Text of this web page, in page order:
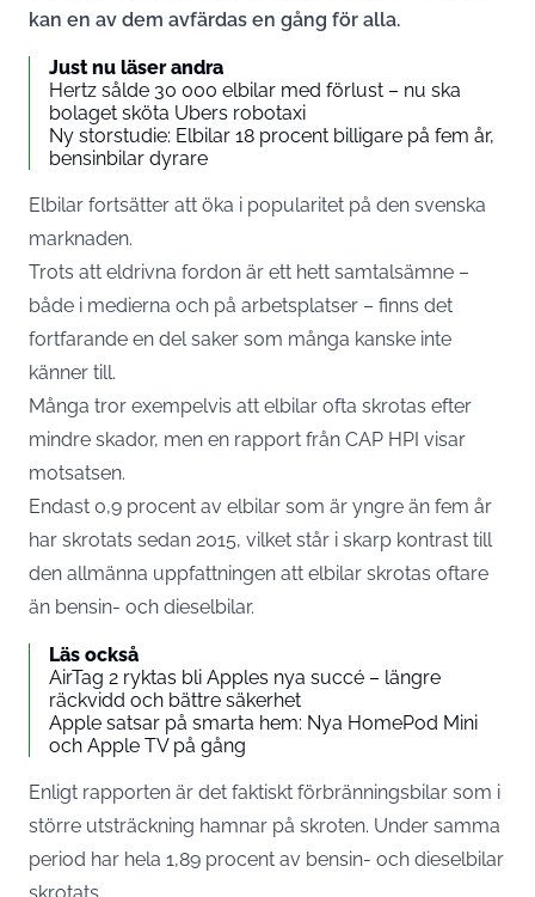
kan en av dem avfärdas en gång för alla.
Just nu läser andra
Hertz sålde 30 000 elbilar med förlust – nu ska
bolaget sköta Ubers robotaxi
Ny storstudie: Elbilar 18 procent billigare på fem år,
bensinbilar dyrare
Elbilar fortsätter att öka i popularitet på den svenska
marknaden.
Trots att eldrivna fordon är ett hett samtalsämne –
både i medierna och på arbetsplatser – finns det
fortfarande en del saker som många kanske inte
känner till.
Många tror exempelvis att elbilar ofta skrotas efter
mindre skador, men en rapport från CAP HPI visar
motsatsen.
Endast 0,9 procent av elbilar som är yngre än fem år
har skrotats sedan 2015, vilket står i skarp kontrast till
den allmänna uppfattningen att elbilar skrotas oftare
än bensin- och dieselbilar.
Läs också
AirTag 2 ryktas bli Apples nya succé – längre
räckvidd och bättre säkerhet
Apple satsar på smarta hem: Nya HomePod Mini
och Apple TV på gång
Enligt rapporten är det faktiskt förbränningsbilar som i
större utsträckning hamnar på skroten. Under samma
period har hela 1,89 procent av bensin- och dieselbilar